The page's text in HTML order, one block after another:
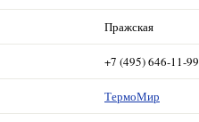
Пражская
+7 (495) 646-11-99
ТермоМир